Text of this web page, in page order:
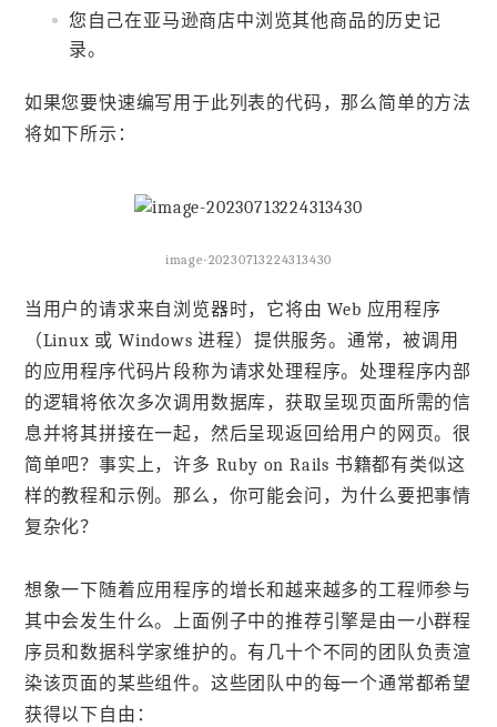
您自己在亚马逊商店中浏览其他商品的历史记
录。
如果您要快速编写用于此列表的代码，那么简单的方法
将如下所示：
image-20230713224313430
当用户的请求来自浏览器时，它将由 Web 应用程序
（Linux 或 Windows 进程）提供服务。通常，被调用
的应用程序代码片段称为请求处理程序。处理程序内部
的逻辑将依次多次调用数据库，获取呈现页面所需的信
息并将其拼接在一起，然后呈现返回给用户的网页。很
简单吧？事实上，许多 Ruby on Rails 书籍都有类似这
样的教程和示例。那么，你可能会问，为什么要把事情
复杂化？
想象一下随着应用程序的增长和越来越多的工程师参与
其中会发生什么。上面例子中的推荐引擎是由一小群程
序员和数据科学家维护的。有几十个不同的团队负责渲
染该页面的某些组件。这些团队中的每一个通常都希望
获得以下自由：